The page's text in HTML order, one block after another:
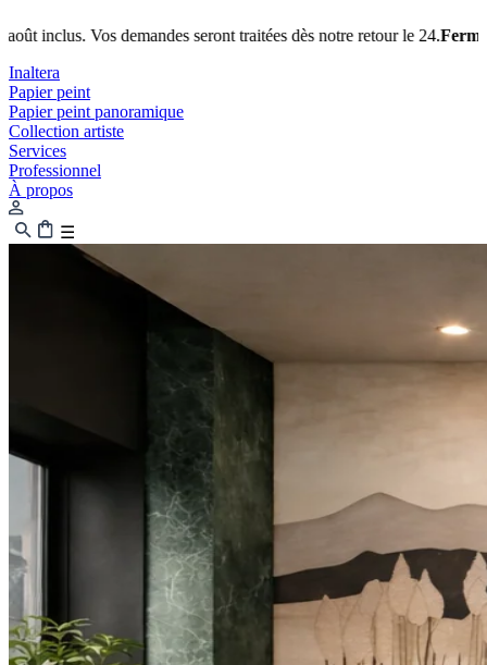
seront traitées dès notre retour le 24.Fermeture estivale: notre
Inaltera
Papier peint
Papier peint panoramique
Collection artiste
Services
Professionnel
À propos
☰